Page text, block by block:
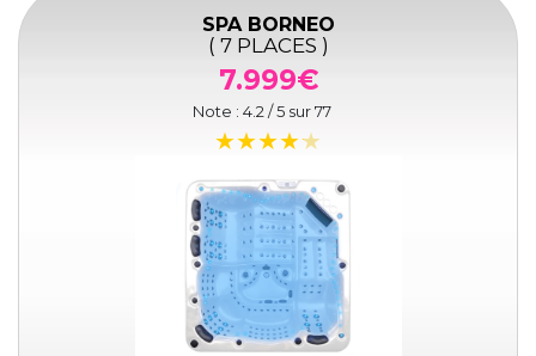
SPA BORNEO
( 7 PLACES )
7.999€
Note : 4.2 / 5 sur77